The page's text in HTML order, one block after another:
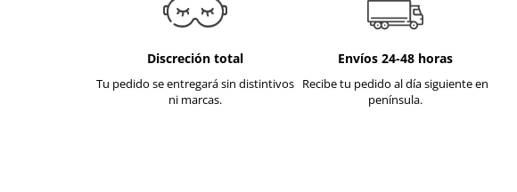
Discreción total
Tu pedido se entregará sin distintivos
ni marcas.
Envíos 24-48 horas
Recibe tu pedido al día siguiente en
península.